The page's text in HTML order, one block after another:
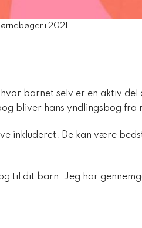
i 2021
barnet selv er en aktiv
bliver hans yndlingsbog fra
inkluderet. De kan være
til dit barn. Jeg har